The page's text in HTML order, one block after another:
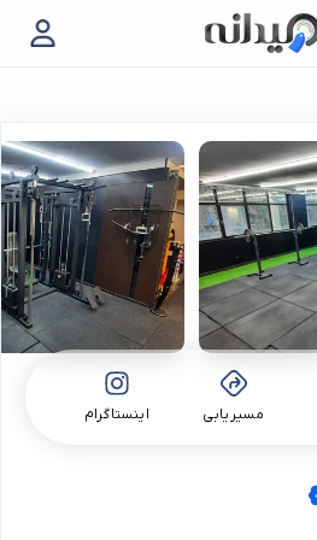
مسیریابی اینستاگرام